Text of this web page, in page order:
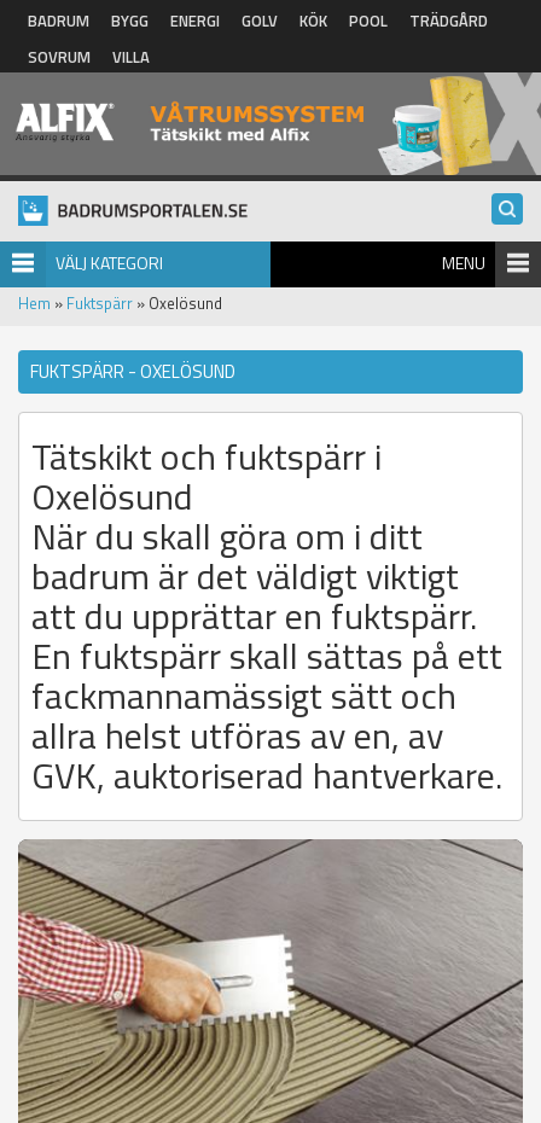
Hoppa till huvudinnehåll
BADRUM BYGG ENERGI GOLV KÖK POOL
TRÄDGÅRD
SOVRUM
VILLA
VÄLJ KATEGORI MENU
Hem » Fuktspärr » Oxelösund
FUKTSPÄRR - OXELÖSUND
Tätskikt och fuktspärr i
Oxelösund
När du skall göra om i ditt
badrum är det väldigt viktigt
att du upprättar en fuktspärr.
En fuktspärr skall sättas på ett
fackmannamässigt sätt och
allra helst utföras av en, av
GVK, auktoriserad hantverkare.